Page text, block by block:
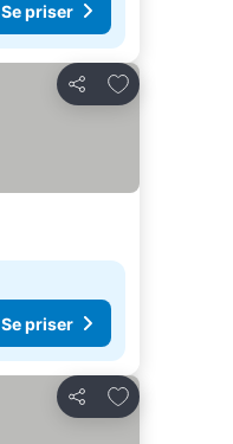
Se priser
Del
Føj til favoritter
Se priser
Del
Føj til favoritter